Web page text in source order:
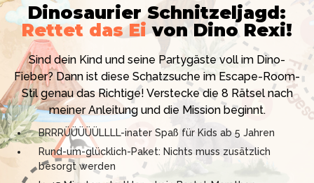
Hollywood-Action im
Kinderzimmer – ohne
Vorbereitungsstress!
Ich bin THiLO, "Dein SPIEGEL"-Bestseller-Autor und
TV-Profi (ZDF "1, 2 oder 3"). Entdecke jetzt meine
Schatzsuchen und Escape Rooms zum Sofort-
Download. Und natürlich meine Ebooks.
Dinosaurier Schnitzeljagd:
Rettet das Ei von Dino Rexi!
Sind dein Kind und seine Partygäste voll im Dino-
Fieber? Dann ist diese Schatzsuche im Escape-Room-
Stil genau das Richtige! Verstecke die 8 Rätsel nach
meiner Anleitung und die Mission beginnt.
BRRRÜÜÜÜÜLLLL-inater Spaß für Kids ab 5 Jahren
Rund-um-glücklich-Paket: Nichts muss zusätzlich
besorgt werden
des Virologen
Das gab es noch nie: Verwandele dein Zuhause in ein
High-Tech Labor! Unser 24-seitiges PDF enthält alles:
Mission, Agentenausweise, Rätsel und Requisiten.
Knackt den Fall in 90 Minuten!
Kniffliger Rätselspaß für 2 bis 6 Spieler (8 - 11 oder 12–
99 Jahre)
Professionelles PDF: Agentenausweise & Schilder
inklusive